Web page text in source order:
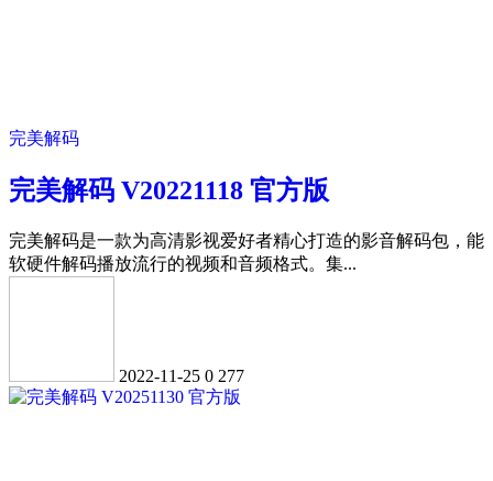
完美解码
完美解码 V20221118 官方版
完美解码是一款为高清影视爱好者精心打造的影音解码包，能
软硬件解码播放流行的视频和音频格式。集...
2022-11-25 0 277